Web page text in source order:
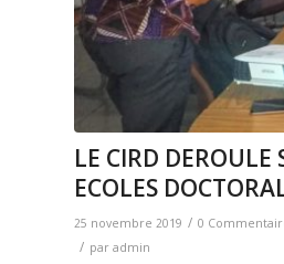
LE CIRD
ECOLES
25 novembre 2019 / 0
/ par admin